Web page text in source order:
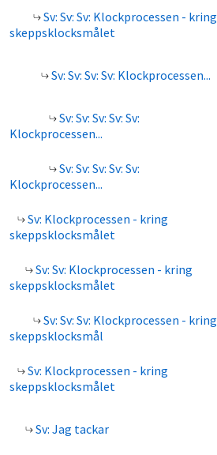
Sv: Sv: Sv: Klockprocessen - kring
skeppsklocksmålet
Sv: Sv: Sv: Sv: Klockprocessen...
Sv: Sv: Sv: Sv: Sv:
Klockprocessen...
Sv: Sv: Sv: Sv: Sv:
Klockprocessen...
Sv: Klockprocessen - kring
skeppsklocksmålet
Sv: Sv: Klockprocessen - kring
skeppsklocksmålet
Sv: Sv: Sv: Klockprocessen - kring
skeppsklocksmål
Sv: Klockprocessen - kring
skeppsklocksmålet
Sv: Jag tackar